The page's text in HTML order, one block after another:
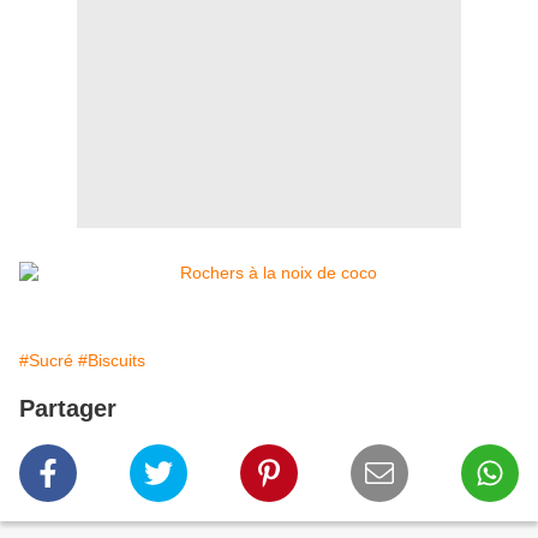
#Sucré #Biscuits
Partager